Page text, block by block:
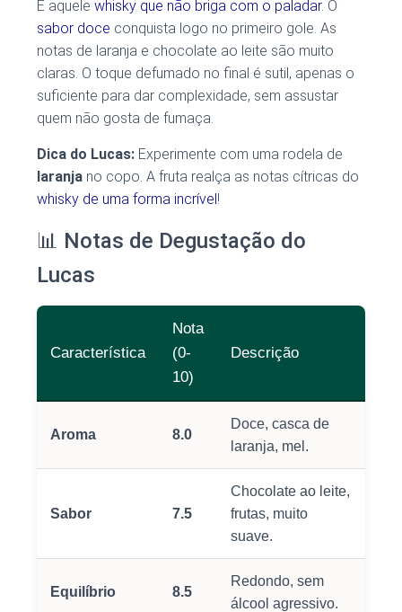
É aquele whisky que não briga com o paladar. O
sabor doce conquista logo no primeiro gole. As
notas de laranja e chocolate ao leite são muito
claras. O toque defumado no final é sutil, apenas o
suficiente para dar complexidade, sem assustar
quem não gosta de fumaça.
Dica do Lucas: Experimente com uma rodela de
laranja no copo. A fruta realça as notas cítricas do
whisky de uma forma incrível!
📊 Notas de Degustação do
Lucas
Característica
Nota
(0-
10)
Descrição
Aroma 8.0
Doce, casca de
laranja, mel.
Sabor 7.5
Chocolate ao leite,
frutas, muito
suave.
Equilíbrio 8.5
Redondo, sem
álcool agressivo.